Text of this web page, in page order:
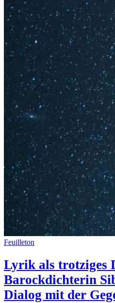
Feuilleton
Lyrik als trotziges
Barockdichterin
Dialog mit der